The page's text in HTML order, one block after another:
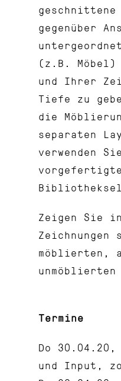
geschnittene
gegenüber
(z.B. Möbel)
und Ihrer
Tiefe zu
die
separaten
verwenden
Zeigen Sie
Zeichnungen
möblierten,
unmöblierten
Termine
Do 30.04.20,
und Input,